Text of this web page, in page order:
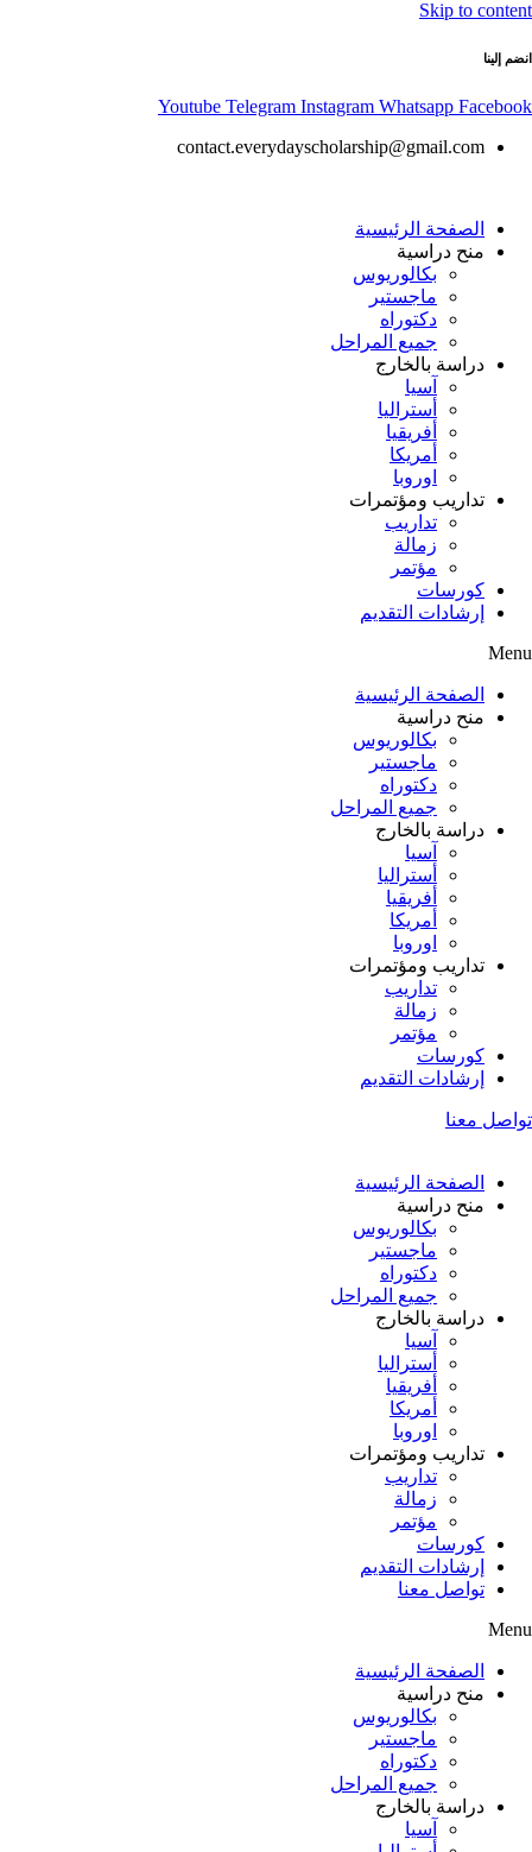
Skip to content
انضم إلينا
Youtube Telegram Instagram Whatsapp Facebook
contact.everydayscholarship@gmail.com
الصفحة الرئيسية
منح دراسية
بكالوريوس
ماجستير
دكتوراه
جميع المراحل
دراسة بالخارج
آسيا
أستراليا
أفريقيا
أمريكا
اوروبا
تداريب ومؤتمرات
تداريب
زمالة
مؤتمر
كورسات
إرشادات التقديم
Menu
الصفحة الرئيسية
منح دراسية
بكالوريوس
ماجستير
دكتوراه
جميع المراحل
دراسة بالخارج
آسيا
أستراليا
أفريقيا
أمريكا
اوروبا
تداريب ومؤتمرات
تداريب
زمالة
مؤتمر
كورسات
إرشادات التقديم
تواصل معنا
الصفحة الرئيسية
منح دراسية
بكالوريوس
ماجستير
دكتوراه
جميع المراحل
دراسة بالخارج
آسيا
أستراليا
أفريقيا
أمريكا
اوروبا
تداريب ومؤتمرات
تداريب
زمالة
مؤتمر
كورسات
إرشادات التقديم
تواصل معنا
Menu
الصفحة الرئيسية
منح دراسية
بكالوريوس
ماجستير
دكتوراه
جميع المراحل
دراسة بالخارج
آسيا